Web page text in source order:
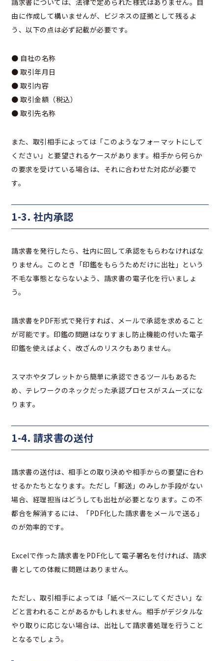
由に作成して構いませんが、ビジネスの証拠として残るよ
う、以下の点は必ず記載が必要です。
● 自社の名称
● 取引年月日
● 取引内容
● 取引金額（税込）
● 取引先名称
また、取引相手によっては「このようなフォーマットにして
ください」と要望されるケースがあります。相手から何らか
の要求を受けている場合は、それに合わせた対応が必要で
す。
1-3. 社内承認
請求書を発行したら、社内に回して承認をもらわなければな
りません。このとき「印鑑をもらうためだけに出社」という
不毛な事態とならないよう、請求書の電子化を行いましょ
う。
請求書をPDF形式で発行すれば、メールで承認を求めること
が可能です。印鑑の問題はなりすまし防止機能の付いた電子
印鑑を使えばよく、改ざんのリスクもありません。
スマホやタブレットから簡単に承認できるツールもあるた
め、テレワークのネックだった承認プロセスがスムーズにな
ります。
1-4. 請求書の送付
請求書の送付は、相手との取り決めや相手からの要望に合わ
せるかたちとなります。ただし「郵送」のみしか手段がない
場合、経理担当はどうしても出社が必要となります。この不
都合を解消するには、「PDF化した請求書をメールで送る」
のが効率的です。
Excelで作った請求書をPDF化して電子署名を付ければ、請求
書としての体裁に問題はありません。
ただし、取引相手によっては「紙ベースにしてください」な
どと言われることがあるかもしれません。相手がデジタルな
やり取りに応じない場合は、出社して請求書処理を行うこと
となるでしょう。